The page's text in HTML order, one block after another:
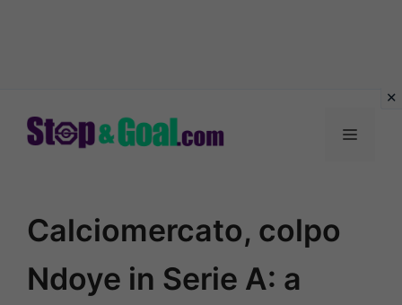
Menu
Calciomercato, colpo
Ndoye in Serie A: a